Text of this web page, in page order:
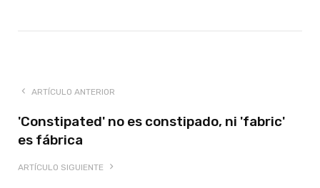
ARTÍCULO ANTERIOR
'Constipated' no es constipado, ni 'fabric'
es fábrica
ARTÍCULO SIGUIENTE